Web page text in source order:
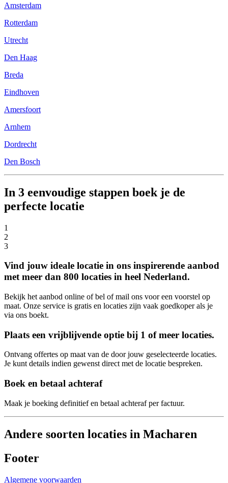
Amsterdam
Rotterdam
Utrecht
Den Haag
Breda
Eindhoven
Amersfoort
Arnhem
Dordrecht
Den Bosch
In 3 eenvoudige stappen boek je de
perfecte locatie
1
2
3
Vind jouw ideale locatie in ons inspirerende aanbod
met meer dan 800 locaties in heel Nederland.
Bekijk het aanbod online of bel of mail ons voor een voorstel op
maat. Onze service is gratis en locaties zijn vaak goedkoper als je
via ons boekt.
Plaats een vrijblijvende optie bij 1 of meer locaties.
Ontvang offertes op maat van de door jouw geselecteerde locaties.
Je kunt details indien gewenst direct met de locatie bespreken.
Boek en betaal achteraf
Maak je boeking definitief en betaal achteraf per factuur.
Andere soorten locaties in Macharen
Footer
Algemene voorwaarden